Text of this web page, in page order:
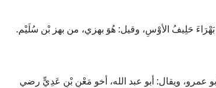
حَلِيفُ الأوْسِ، وقيل: هُوَ بهزي، من بهز بْن سُلَيْم.
عمرو، ويقال: أبو عبد الله، أخو مَعْنِ بْنِ عَدِيٍّ رضي